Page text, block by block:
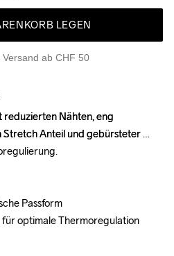
LEGEN
Versand ab CHF 50
Nähten, eng
Stretch Anteil und gebürsteter
Passform
für optimale Thermoregulation
Nähten, eng
Stretch Anteil und gebürsteter
Passform
für optimale Thermoregulation